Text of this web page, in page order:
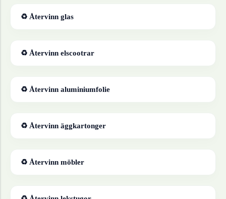
♻ Återvinn glas
♻ Återvinn elscootrar
♻ Återvinn aluminiumfolie
♻ Återvinn äggkartonger
♻ Återvinn möbler